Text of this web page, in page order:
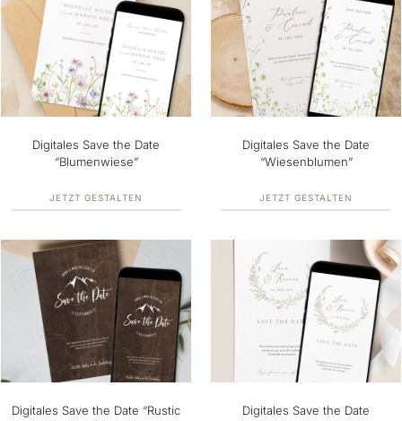
Digitales Save the Date
“Blumenwiese”
JETZT GESTALTEN
Digitales Save the Date
“Wiesenblumen”
JETZT GESTALTEN
Digitales Save the Date “Rustic
Digitales Save the Date